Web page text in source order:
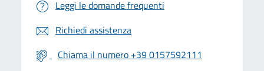
Leggi le domande frequenti
Richiedi assistenza
Chiama il numero +39 0157592111